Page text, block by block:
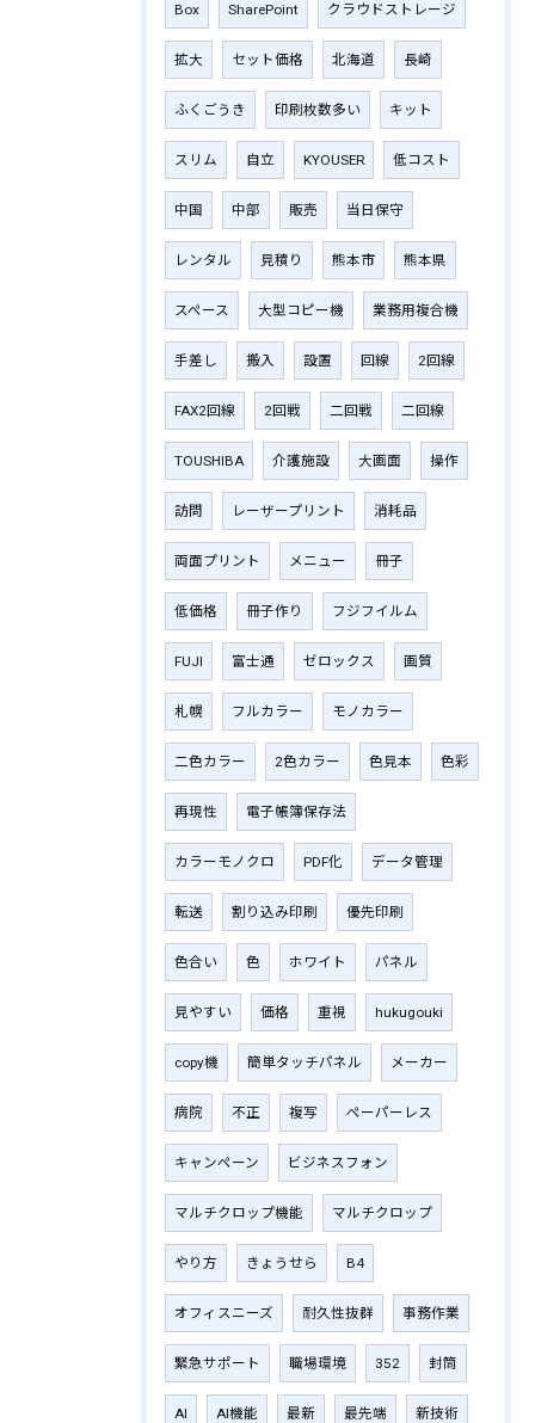
Box SharePoint クラウドストレージ
拡大 セット価格 北海道 長崎
ふくごうき 印刷枚数多い キット
スリム 自立 KYOUSER 低コスト
中国 中部 販売 当日保守
レンタル 見積り 熊本市 熊本県
スペース 大型コピー機 業務用複合機
手差し 搬入 設置 回線 2回線
FAX2回線 2回戦 二回戦 二回線
TOUSHIBA 介護施設 大画面 操作
訪問 レーザープリント 消耗品
両面プリント メニュー 冊子
低価格 冊子作り フジフイルム
FUJI 富士通 ゼロックス 画質
札幌 フルカラー モノカラー
二色カラー 2色カラー 色見本 色彩
再現性 電子帳簿保存法
カラーモノクロ PDF化 データ管理
転送 割り込み印刷 優先印刷
色合い 色 ホワイト パネル
見やすい 価格 重視 hukugouki
copy機 簡単タッチパネル メーカー
病院 不正 複写 ペーパーレス
キャンペーン ビジネスフォン
マルチクロップ機能 マルチクロップ
やり方 きょうせら B4
オフィスニーズ 耐久性抜群 事務作業
緊急サポート 職場環境 352 封筒
AI AI機能 最新 最先端 新技術